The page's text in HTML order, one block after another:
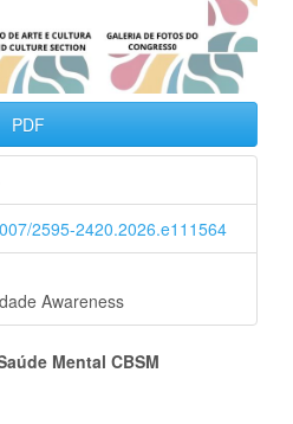
PDF
2595-2420.2026.e111564
Awareness
Mental CBSM